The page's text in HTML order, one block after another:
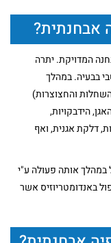
אבחנתית?
המדויקת. יתרה
בבעיה. במהלך
והחצוצרות)
הידבקויות,
דלקת אגנית, ואף
במהלך אותה פעולה ע"י
באנדומטריוזיס אשר